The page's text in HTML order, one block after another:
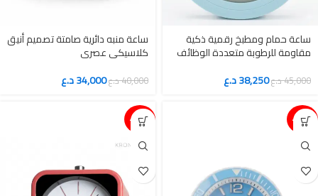
ساعة حمام ومطبخ رقمية ذكية
مقاومة للرطوبة متعددة الوظائف
45,000د.ع38,250د.ع
ساعة منبه دائرية صامتة تصميم أنيق
كلاسيكي عصري
40,000د.ع34,000د.ع
15%-
15%-